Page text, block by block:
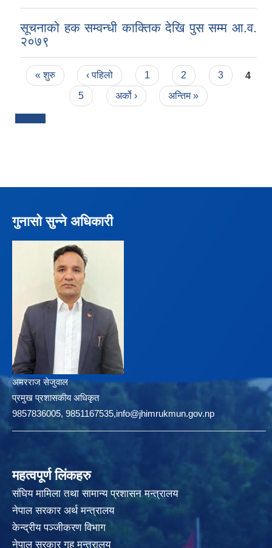
सूचनाको हक सम्वन्धी काक्तिक देखि पुस सम्म आ.व.
२०७९
Pages
« शुरु ‹ पहिलो 1 2 3
4
5
अर्को › अन्तिम »
गुनासो सुन्ने अधिकारी
अमरराज सेजुवाल
प्रमुख प्रशासकीय अधिकृत
9857836005, 9851167535,info@jhimrukmun.gov.np
महत्वपूर्ण लिंकहरु
संघिय मामिला तथा सामान्य प्रशासन मन्त्रालय
नेपाल सरकार अर्थ मन्त्रालय
केन्द्रीय पञ्जीकरण विभाग
नेपाल सरकार गृह मन्त्रालय